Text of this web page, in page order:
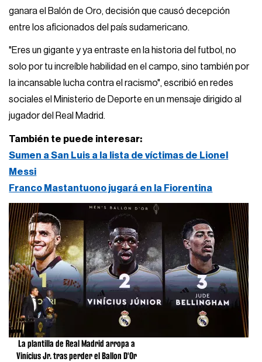
ganara el Balón de Oro, decisión que causó decepción
entre los aficionados del país sudamericano.
"Eres un gigante y ya entraste en la historia del futbol, no
solo por tu increíble habilidad en el campo, sino también por
la incansable lucha contra el racismo", escribió en redes
sociales el Ministerio de Deporte en un mensaje dirigido al
jugador del Real Madrid.
También te puede interesar:
Sumen a San Luis a la lista de víctimas de Lionel
Messi
Franco Mastantuono jugará en la Fiorentina
La plantilla de Real Madrid arropa a
Vinícius Jr. tras perder el Ballon D'Or